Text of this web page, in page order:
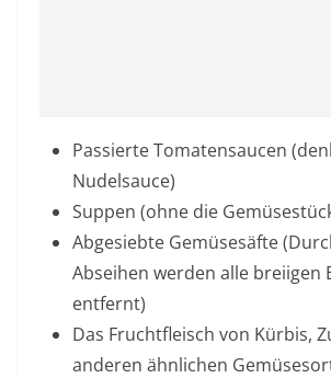
Passierte Tomatensaucen
Nudelsauce)
Suppen (ohne die
Abgesiebte Gemüsesäfte
Abseihen werden alle breiigen
entfernt)
Das Fruchtfleisch von Kürbis,
anderen ähnlichen